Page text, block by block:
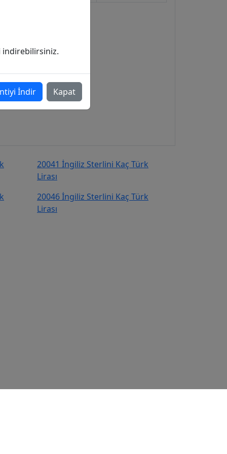
20041 İngiliz Sterlini Kaç Türk
Lirası
20046 İngiliz Sterlini Kaç Türk
Lirası
indirebilirsiniz.
İndir Kapat